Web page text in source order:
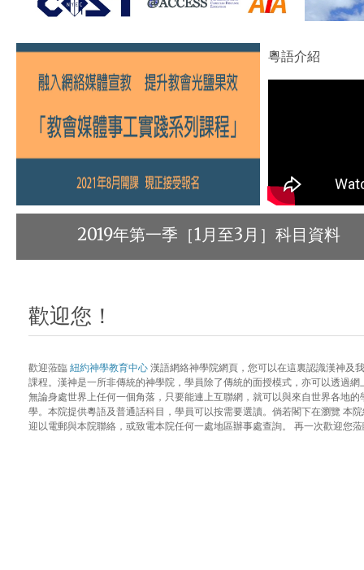
粵語介紹
2019年第一季［1月至3月］科目資料
歡迎您！
歡迎蒞臨 紐約神學教育中心 漢語網絡神學院網頁，您可以在這裏認識漢神及
課程。漢神是一所非傳統的神學院，學員除了傳統的面授模式，亦可以透過
無論身處世界上任何一個角落，只要能連上互聯網，就可以與來自世界各地
學。本院提供粵語及普通話科目，學員可以按需要選讀。倘若閣下在瀏覽 本
迎以電郵與本院聯絡，或致電本院任何一處地區辦事處查詢。 再一次歡迎您